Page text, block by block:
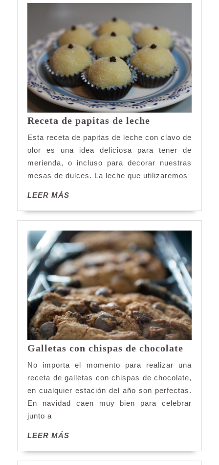
Receta de papitas de leche
papitas
de
leche
Esta receta de papitas de leche con clavo de
olor es una idea deliciosa para tener de
merienda, o incluso para decorar nuestras
mesas de dulces. La leche que utilizaremos
LEER MÁS
Galletas con chispas de chocolate
chispas
de
No importa el momento para realizar una
receta de galletas con chispas de chocolate,
en cualquier estación del año son perfectas.
En navidad caen muy bien para celebrar
junto a
LEER MÁS